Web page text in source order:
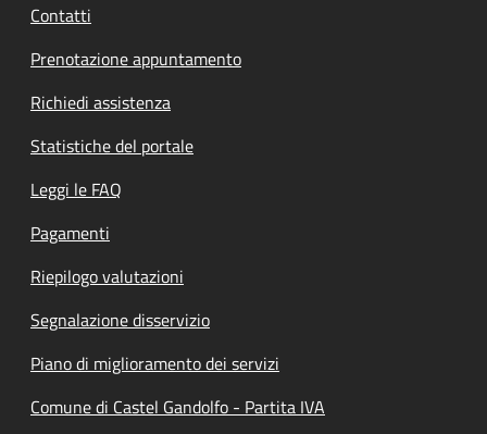
Contatti
Prenotazione appuntamento
Richiedi assistenza
Statistiche del portale
Leggi le FAQ
Pagamenti
Riepilogo valutazioni
Segnalazione disservizio
Piano di miglioramento dei servizi
Comune di Castel Gandolfo - Partita IVA